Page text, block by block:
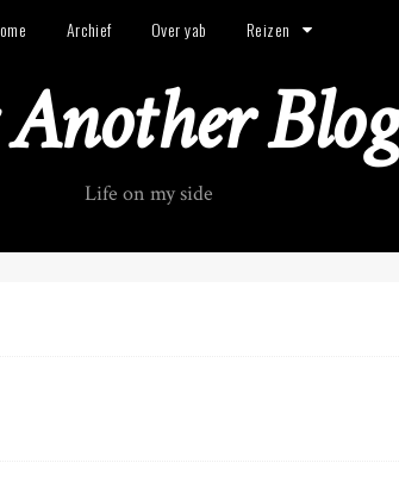
Archief Over yab Reizen
Another Blog
Life on my side